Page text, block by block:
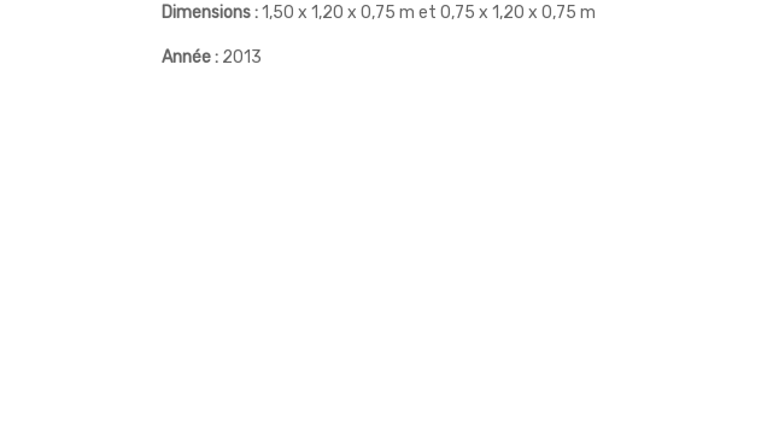
Dimensions :1,50 x 1,20 x 0,75 m et 0,75 x 1,20 x 0,75 m
Année : 2013